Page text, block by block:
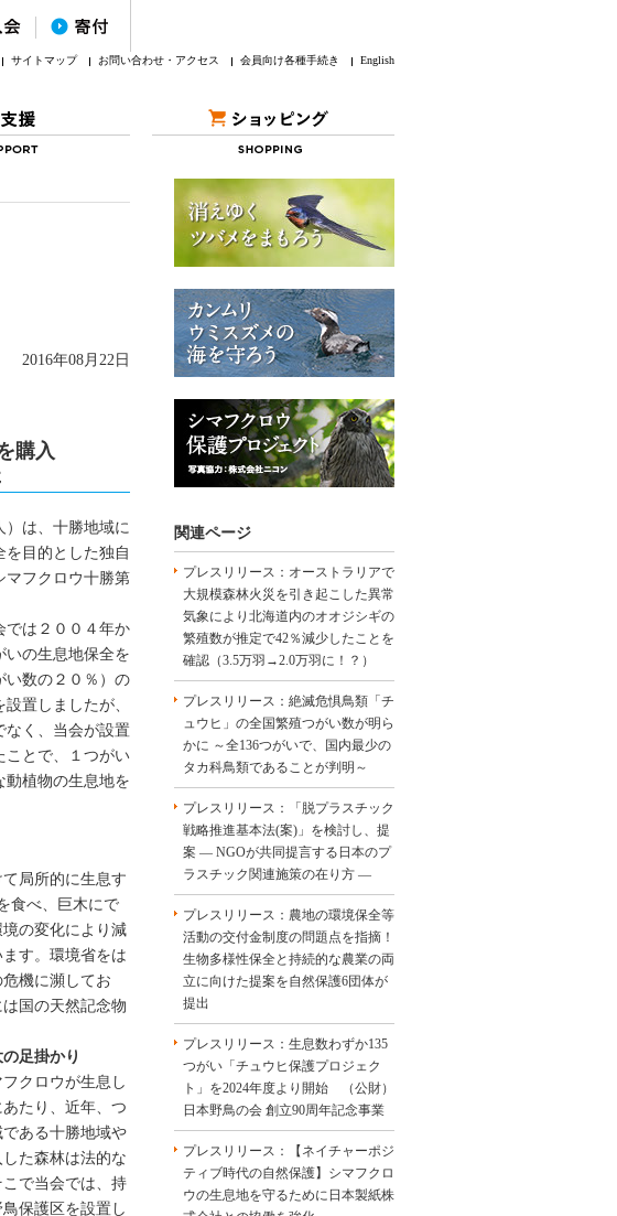
サイトマップ お問い合わせ・アクセス 会員向け各種手続き English
2016年08月22日
購入
は、十勝地域に
目的とした独自
マフクロウ十勝第
では２００４年か
いの生息地保全を
い数の２０％）の
置しましたが、
なく、当会が設置
ことで、１つがい
動植物の生息地を
局所的に生息す
食べ、巨木にで
の変化により減
す。環境省をは
機に瀕してお
国の天然記念物
足掛かり
クロウが生息し
たり、近年、つ
ある十勝地域や
た森林は法的な
で当会では、持
保護区を設置し
関連ページ
プレスリリース：オーストラリアで
大規模森林火災を引き起こした異常
気象により北海道内のオオジシギの
繁殖数が推定で42％減少したことを
確認（3.5万羽→2.0万羽に！？）
プレスリリース：絶滅危惧鳥類「チ
ュウヒ」の全国繁殖つがい数が明ら
かに ～全136つがいで、国内最少の
タカ科鳥類であることが判明～
プレスリリース：「脱プラスチック
戦略推進基本法(案)」を検討し、提
案 ― NGOが共同提言する日本のプ
ラスチック関連施策の在り方 ―
プレスリリース：農地の環境保全等
活動の交付金制度の問題点を指摘！
生物多様性保全と持続的な農業の両
立に向けた提案を自然保護6団体が
提出
プレスリリース：生息数わずか135
つがい「チュウヒ保護プロジェク
ト」を2024年度より開始 （公財）
日本野鳥の会 創立90周年記念事業
プレスリリース：【ネイチャーポジ
ティブ時代の自然保護】シマフクロ
ウの生息地を守るために日本製紙株